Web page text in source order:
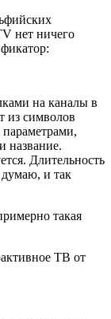
нет ничего
на каналы в
из символов
название.
Длительность
думаю, и так
такая
ТВ от